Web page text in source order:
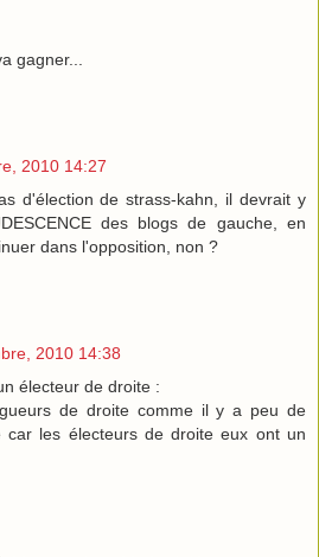
gagner...
2010 14:27
d'élection de strass-kahn, il devrait y
des blogs de gauche, en
dans l'opposition, non ?
2010 14:38
électeur de droite :
de droite comme il y a peu de
car les électeurs de droite eux ont un